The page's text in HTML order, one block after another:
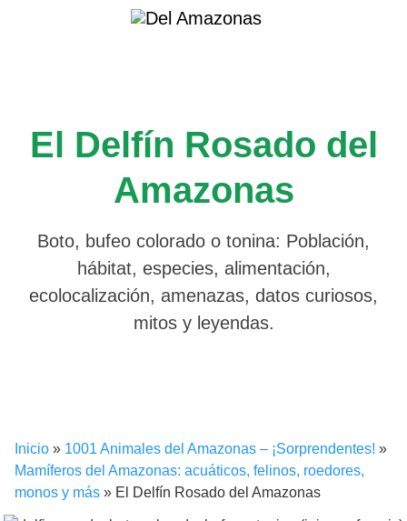
El Delfín Rosado del
Amazonas
Boto, bufeo colorado o tonina: Población,
hábitat, especies, alimentación,
ecolocalización, amenazas, datos curiosos,
mitos y leyendas.
Inicio » 1001 Animales del Amazonas – ¡Sorprendentes! »
Mamíferos del Amazonas: acuáticos, felinos, roedores,
monos y más » El Delfín Rosado del Amazonas